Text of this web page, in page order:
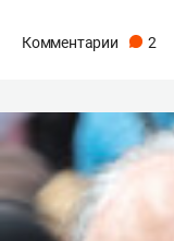
Комментарии 2